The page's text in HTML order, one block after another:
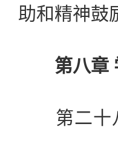
助和精神鼓
第八章
第二十八